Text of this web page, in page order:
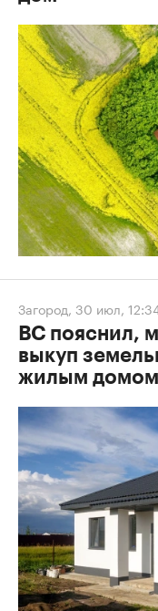
Загород, 30 июл,
ВС пояснил,
выкуп
жилым домом